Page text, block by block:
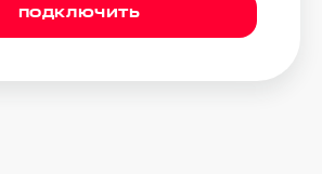
ПОДКЛЮЧИТЬ